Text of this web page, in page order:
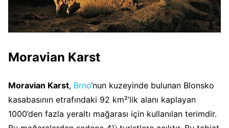
Moravian Karst
Moravian Karst, Brno‘nun kuzeyinde bulunan Blonsko
kasabasının etrafındaki 92 km²’lik alanı kaplayan
1000’den fazla yeraltı mağarası için kullanılan terimdir.